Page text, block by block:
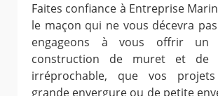
Faites confiance à Entreprise
le maçon qui ne vous décevra
engageons à vous offrir un
construction de muret et de
irréprochable, que vos
grande envergure ou de petite